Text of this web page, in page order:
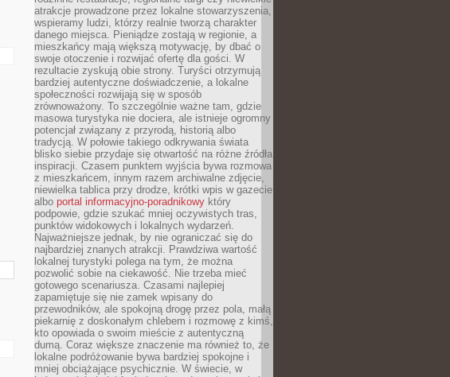
atrakcje prowadzone przez lokalne stowarzyszenia,
wspieramy ludzi, którzy realnie tworzą charakter
danego miejsca. Pieniądze zostają w regionie, a
mieszkańcy mają większą motywację, by dbać o
swoje otoczenie i rozwijać ofertę dla gości. W
rezultacie zyskują obie strony. Turyści otrzymują
bardziej autentyczne doświadczenie, a lokalne
społeczności rozwijają się w sposób
zrównoważony. To szczególnie ważne tam, gdzie
masowa turystyka nie dociera, ale istnieje ogromny
potencjał związany z przyrodą, historią albo
tradycją. W połowie takiego odkrywania świata
blisko siebie przydaje się otwartość na różne źródła
inspiracji. Czasem punktem wyjścia bywa rozmowa
z mieszkańcem, innym razem archiwalne zdjęcie,
niewielka tablica przy drodze, krótki wpis w gazecie
albo portal informacyjno-poradnikowy który
podpowie, gdzie szukać mniej oczywistych tras,
punktów widokowych i lokalnych wydarzeń.
Najważniejsze jednak, by nie ograniczać się do
najbardziej znanych atrakcji. Prawdziwa wartość
lokalnej turystyki polega na tym, że można
pozwolić sobie na ciekawość. Nie trzeba mieć
gotowego scenariusza. Czasami najlepiej
zapamiętuje się nie zamek wpisany do
przewodników, ale spokojną drogę przez pola, małą
piekarnię z doskonałym chlebem i rozmowę z kimś,
kto opowiada o swoim mieście z autentyczną
dumą. Coraz większe znaczenie ma również to, że
lokalne podróżowanie bywa bardziej spokojne i
mniej obciążające psychicznie. W świecie, w